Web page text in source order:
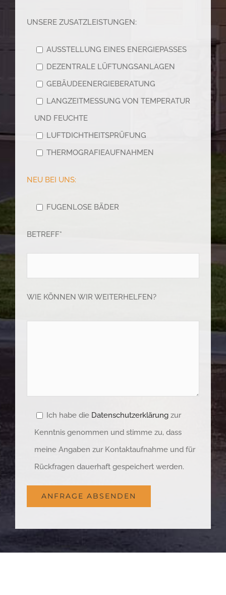
UNSERE ZUSATZLEISTUNGEN:
AUSSTELLUNG EINES ENERGIEPASSES
DEZENTRALE LÜFTUNGSANLAGEN
GEBÄUDEENERGIEBERATUNG
LANGZEITMESSUNG VON TEMPERATUR
UND FEUCHTE
LUFTDICHTHEITSPRÜFUNG
THERMOGRAFIEAUFNAHMEN
NEU BEI UNS:
FUGENLOSE BÄDER
BETREFF*
WIE KÖNNEN WIR WEITERHELFEN?
Ich habe die Datenschutzerklärung zur
Kenntnis genommen und stimme zu, dass
meine Angaben zur Kontaktaufnahme und für
Rückfragen dauerhaft gespeichert werden.